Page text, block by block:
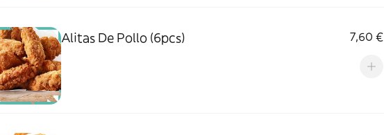
Alitas De Pollo (6pcs) 7,60 €